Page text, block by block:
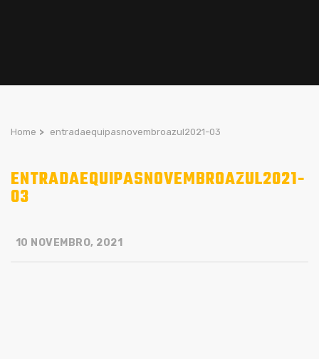
Home > entradaequipasnovembroazul2021-03
ENTRADAEQUIPASNOVEMBROAZUL2021-
03
10 NOVEMBRO, 2021